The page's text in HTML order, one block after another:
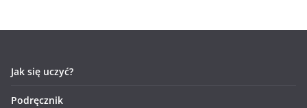
Jak się uczyć?
Podręcznik